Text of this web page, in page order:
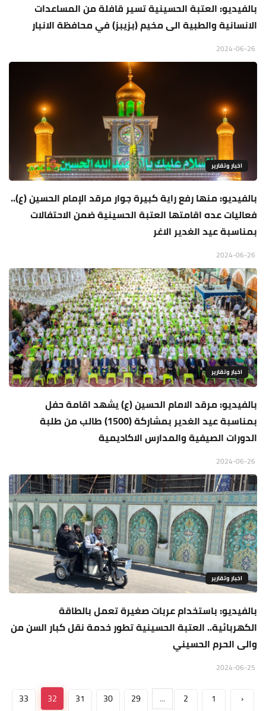
بالفيديو: العتبة الحسينية تسير قافلة من المساعدات
الانسانية والطبية الى مخيم (بزيبز) في محافظة الانبار
اخبار وتقارير
بالفيديو: منها رفع راية كبيرة جوار مرقد الإمام الحسين (ع)..
فعاليات عده اقامتها العتبة الحسينية ضمن الاحتفالات
بمناسبة عيد الغدير الاغر
اخبار وتقارير
بالفيديو: مرقد الامام الحسين (ع) يشهد اقامة حفل
بمناسبة عيد الغدير بمشاركة (1500) طالب من طلبة
الدورات الصيفية والمدارس الاكاديمية
اخبار وتقارير
بالفيديو: باستخدام عربات صغيرة تعمل بالطاقة
الكهربائية.. العتبة الحسينية تطور خدمة نقل كبار السن من
والى الحرم الحسيني
‹
1
2
...
29
30
31
32
33